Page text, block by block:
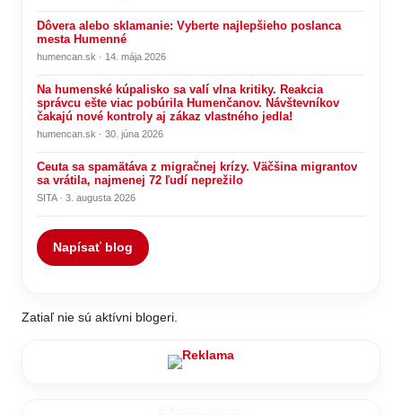
Dôvera alebo sklamanie: Vyberte najlepšieho poslanca
mesta Humenné
humencan.sk · 14. mája 2026
Na humenské kúpalisko sa valí vlna kritiky. Reakcia
správcu ešte viac pobúrila Humenčanov. Návštevníkov
čakajú nové kontroly aj zákaz vlastného jedla!
humencan.sk · 30. júna 2026
Ceuta sa spamätáva z migračnej krízy. Väčšina migrantov
sa vrátila, najmenej 72 ľudí neprežilo
SITA · 3. augusta 2026
Napísať blog
Zatiaľ nie sú aktívni blogeri.